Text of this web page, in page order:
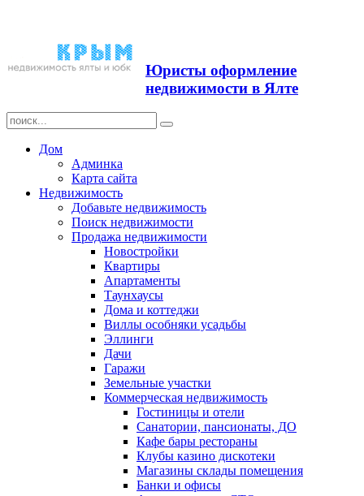
Юристы оформление
недвижимости в Ялте
Дом
Админка
Карта сайта
Недвижимость
Добавьте недвижимость
Поиск недвижимости
Продажа недвижимости
Новостройки
Квартиры
Апартаменты
Таунхаусы
Дома и коттеджи
Виллы особняки усадьбы
Эллинги
Дачи
Гаражи
Земельные участки
Коммерческая недвижимость
Гостиницы и отели
Санатории, пансионаты, ДО
Кафе бары рестораны
Клубы казино дискотеки
Магазины склады помещения
Банки и офисы